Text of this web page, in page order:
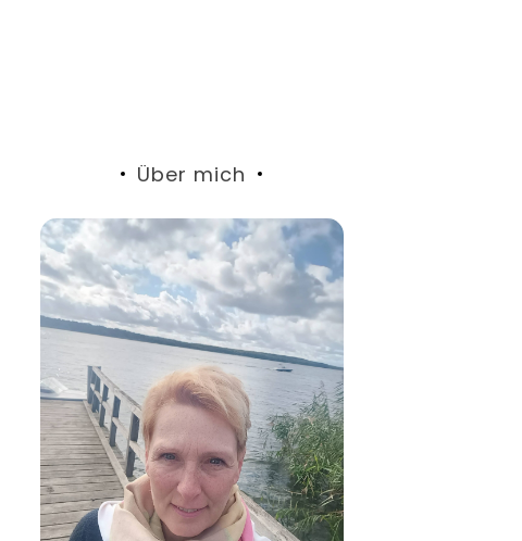
Über mich